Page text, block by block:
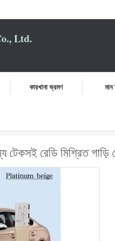
Ltd.
কারখানা ভ্রমণ মান
রেডি মিশ্রিত গাড়ি